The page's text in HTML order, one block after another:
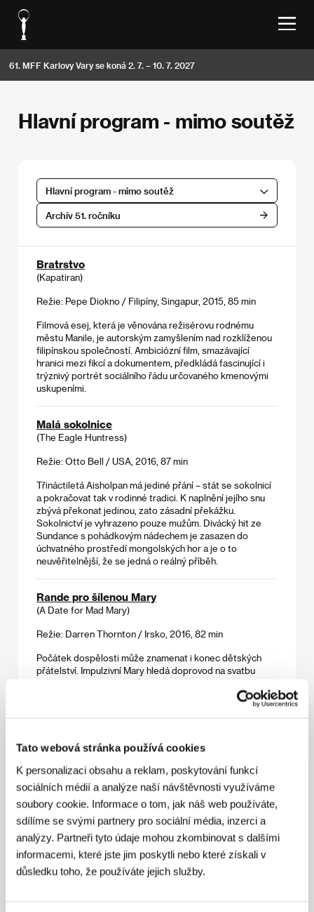
Tato webová stránka používá cookies
K personalizaci obsahu a reklam, poskytování funkcí
sociálních médií a analýze naší návštěvnosti využíváme
soubory cookie. Informace o tom, jak náš web používáte,
sdílíme se svými partnery pro sociální média, inzerci a
analýzy. Partneři tyto údaje mohou zkombinovat s dalšími
informacemi, které jste jim poskytli nebo které získali v
důsledku toho, že používáte jejich služby.
61. MFF Karlovy Vary se koná 2. 7. – 10. 7. 2027
Hlavní program - mimo soutěž
Hlavní program - mimo soutěž
Archív 51. ročníku
Bratrstvo
(Kapatiran)
Režie: Pepe Diokno / Filipíny, Singapur, 2015, 85 min
Filmová esej, která je věnována režisérovu rodnému
městu Manile, je autorským zamyšlením nad rozklíženou
filipínskou společností. Ambiciózní film, smazávající
hranici mezi fikcí a dokumentem, předkládá fascinující i
trýznivý portrét sociálního řádu určovaného kmenovými
uskupeními.
Malá sokolnice
(The Eagle Huntress)
Režie: Otto Bell / USA, 2016, 87 min
Třináctiletá Aisholpan má jediné přání – stát se sokolnicí
a pokračovat tak v rodinné tradici. K naplnění jejího snu
zbývá překonat jedinou, zato zásadní překážku.
Sokolnictví je vyhrazeno pouze mužům. Divácký hit ze
Sundance s pohádkovým nádechem je zasazen do
úchvatného prostředí mongolských hor a je o to
neuvěřitelnější, že se jedná o reálný příběh.
Rande pro šílenou Mary
(A Date for Mad Mary)
Režie: Darren Thornton / Irsko, 2016, 82 min
Počátek dospělosti může znamenat i konec dětských
přátelství. Impulzivní Mary hledá doprovod na svatbu
nejlepší kamarádky. Narůstá v ní ale zmatek, možná
nehledá chlapce a možná šlo o víc než jen o kamarádství.
(Swiss Army Man)
Režie: Daniel Scheinert, Daniel Kwan / USA, 2016, 95 min
„Rozhodli jsme se složit film výhradně z motivů, které
nenávidíme,“ říkají Daniels, renomovaní tvůrci videoklipů,
o svém celovečerním debutu a nejkontroverznějším filmu
letošního Sundance. Paul Dano a Daniel Radcliffe velmi
originálním způsobem dokazují, že životní radosti a
strasti se mají sdílet s kamarádem, i za cenu toho, že jeho